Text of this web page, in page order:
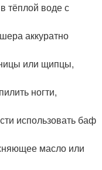
тёплой воде с
аккуратно
или щипцы,
ногти,
использовать баф
масло или